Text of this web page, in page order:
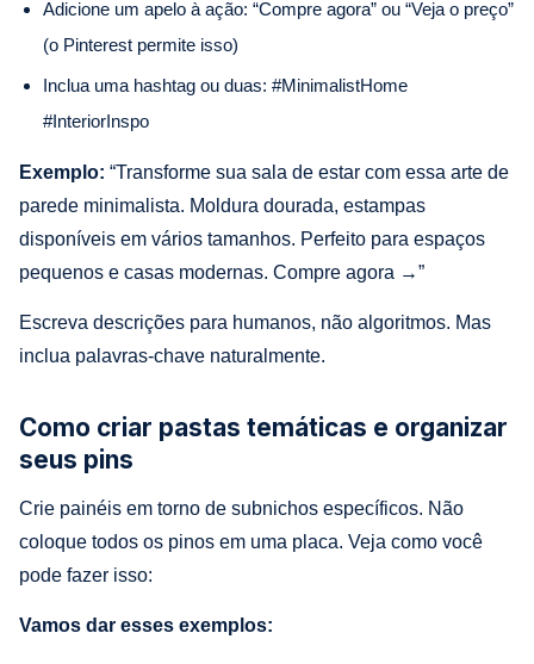
Adicione um apelo à ação: “Compre agora” ou “Veja o preço”
(o Pinterest permite isso)
Inclua uma hashtag ou duas: #MinimalistHome
#InteriorInspo
Exemplo: “Transforme sua sala de estar com essa arte de
parede minimalista. Moldura dourada, estampas
disponíveis em vários tamanhos. Perfeito para espaços
pequenos e casas modernas. Compre agora →”
Escreva descrições para humanos, não algoritmos. Mas
inclua palavras-chave naturalmente.
Como criar pastas temáticas e organizar
seus pins
Crie painéis em torno de subnichos específicos. Não
coloque todos os pinos em uma placa. Veja como você
pode fazer isso:
Vamos dar esses exemplos: